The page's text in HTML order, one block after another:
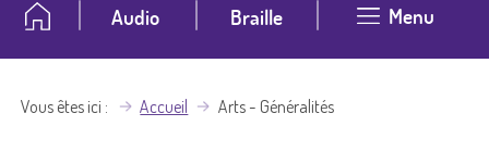
Audio Braille Menu
Vous êtes ici Accueil Arts - Généralités